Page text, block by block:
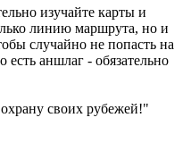
изучайте карты и
линию маршрута, но и
случайно не попасть на
аншлаг - обязательно
своих рубежей!"